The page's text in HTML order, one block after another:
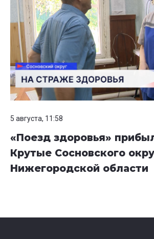
5 августа, 11:58
«Поезд здоровья»
Крутые Сосновского
Нижегородской области